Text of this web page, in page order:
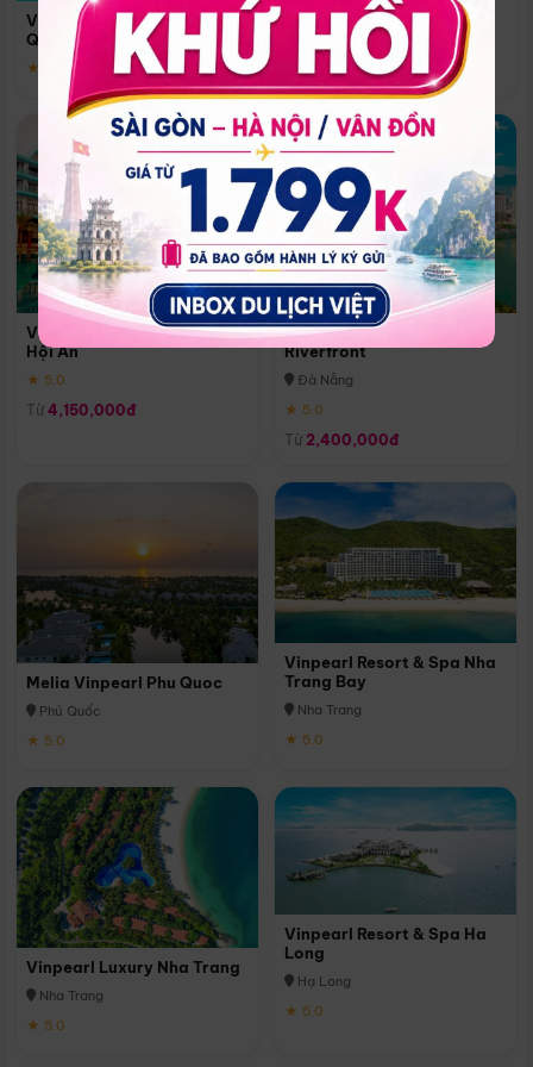
Vinpearl Resort & Spa Phu
Quoc
★ 5.0
Quoc
Phú Quốc
★ 5.0
Vinpearl Resort & Golf Nam
Hội An
★ 5.0
Từ 4,150,000đ
Melia Vinpearl Danang
Riverfront
Đà Nẵng
★ 5.0
Từ 2,400,000đ
Melia Vinpearl Phu Quoc
Phú Quốc
★ 5.0
Vinpearl Resort & Spa Nha
Trang Bay
Nha Trang
★ 5.0
Vinpearl Luxury Nha Trang
Nha Trang
★ 5.0
Vinpearl Resort & Spa Ha
Long
Hạ Long
★ 5.0